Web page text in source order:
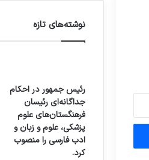
نوشته‌های تازه
رئیس جمهور در احکام
جداگانه‌ای رئیسان
فرهنگستان‌های علوم
پزشکی، علوم و زبان و
ادب فارسی را منصوب
کرد.